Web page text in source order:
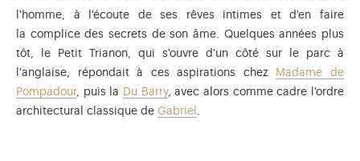
l'homme, à l'écoute de ses rêves intimes et d'en faire
la complice des secrets de son âme. Quelques années plus
tôt, le Petit Trianon, qui s'ouvre d'un côté sur le parc à
l'anglaise, répondait à ces aspirations chez
Madame de
Pompadour, puis la Du Barry, avec alors comme cadre l'ordre
architectural classique de Gabriel .